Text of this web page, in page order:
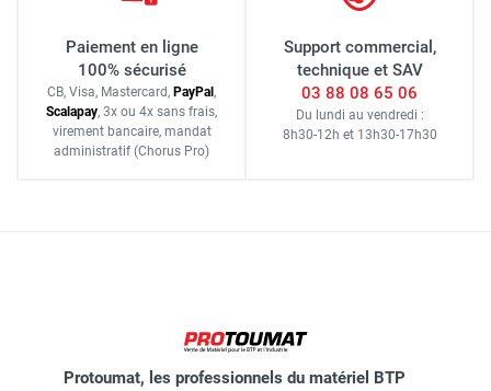
Paiement en ligne
100% sécurisé
CB, Visa, Mastercard, PayPal,
Scalapay, 3x ou 4x sans frais,
virement bancaire, mandat
administratif (Chorus Pro)
Support commercial,
technique et SAV
03 88 08 65 06
Du lundi au vendredi :
8h30-12h et 13h30-17h30
Protoumat, les professionnels du matériel BTP